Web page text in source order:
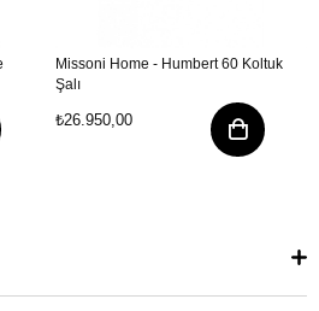
Missoni Home - Humbert 60 Koltuk
Şalı
₺26.950,00